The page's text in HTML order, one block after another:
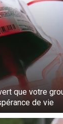
que votre
de vie